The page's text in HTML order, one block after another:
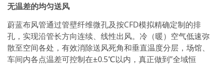
无温差的均匀送风
蔚蓝布风管通过管壁纤维微孔及按CFD模拟精确定制的排
孔，实现沿管长方向连续、线性出风。冷（暖）空气低速弥
散至空间各处，有效消除送风死角和垂直温度分层，场馆、
车间内各点温差可控制在±0.5℃以内，真正做到”全域恒